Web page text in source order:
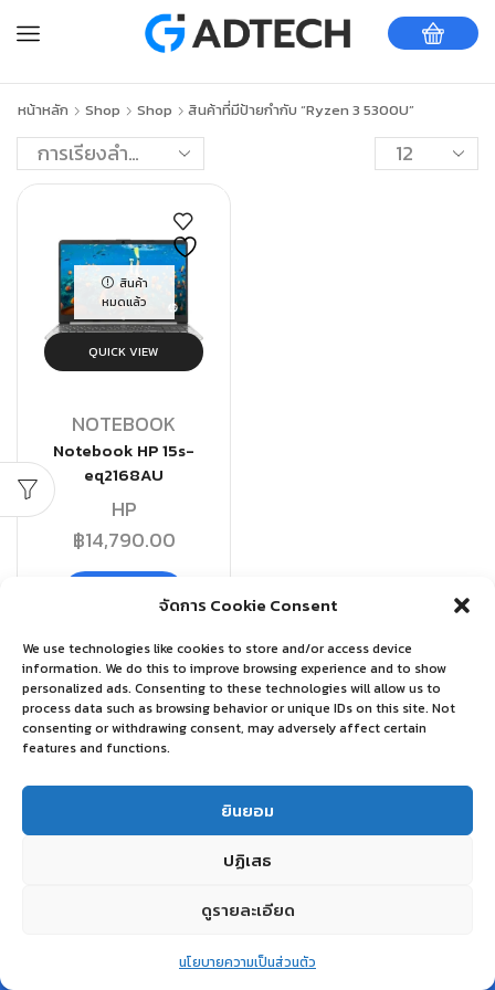
จัดการ Cookie Consent
We use technologies like cookies to store and/or access device
information. We do this to improve browsing experience and to show
personalized ads. Consenting to these technologies will allow us to
process data such as browsing behavior or unique IDs on this site. Not
consenting or withdrawing consent, may adversely affect certain
features and functions.
ยินยอม
ปฏิเสธ
ดูรายละเอียด
นโยบายความเป็นส่วนตัว
หน้าหลัก Shop Shop สินค้าที่มีป้ายกำกับ “Ryzen 3 5300U”
สินค้า
หมดแล้ว
QUICK VIEW
NOTEBOOK
Notebook HP 15s-
eq2168AU
HP
฿14,790.00
Wishlist